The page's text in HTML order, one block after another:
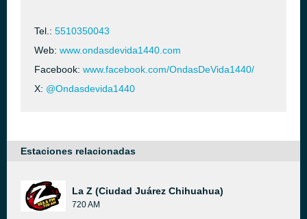
Tel.: 5510350043
Web: www.ondasdevida1440.com
Facebook: www.facebook.com/OndasDeVida1440/
X: @Ondasdevida1440
Estaciones relacionadas
La Z (Ciudad Juárez Chihuahua)
720 AM